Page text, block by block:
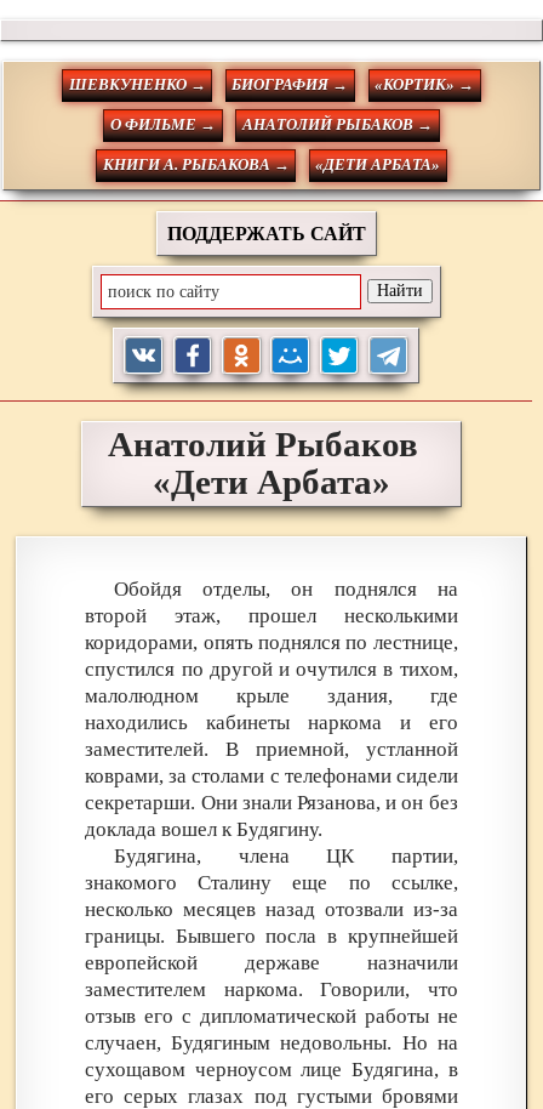
ШЕВКУНЕНКО → БИОГРАФИЯ → «КОРТИК» →
О ФИЛЬМЕ → АНАТОЛИЙ РЫБАКОВ →
КНИГИ А. РЫБАКОВА → «ДЕТИ АРБАТА»
ПОДДЕРЖАТЬ САЙТ
Анатолий Рыбаков
«Дети Арбата»
Обойдя отделы, он поднялся на
второй этаж, прошел несколькими
коридорами, опять поднялся по лестнице,
спустился по другой и очутился в тихом,
малолюдном крыле здания, где
находились кабинеты наркома и его
заместителей. В приемной, устланной
коврами, за столами с телефонами сидели
секретарши. Они знали Рязанова, и он без
доклада вошел к Будягину.
Будягина, члена ЦК партии,
знакомого Сталину еще по ссылке,
несколько месяцев назад отозвали из-за
границы. Бывшего посла в крупнейшей
европейской державе назначили
заместителем наркома. Говорили, что
отзыв его с дипломатической работы не
случаен, Будягиным недовольны. Но на
сухощавом черноусом лице Будягина, в
его серых глазах под густыми бровями